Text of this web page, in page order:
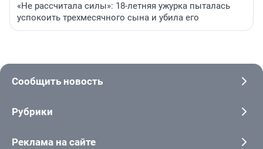
«Не рассчитала силы»: 18-летняя ужурка пыталась
успокоить трехмесячного сына и убила его
Сообщить новость
Рубрики
Реклама на сайте